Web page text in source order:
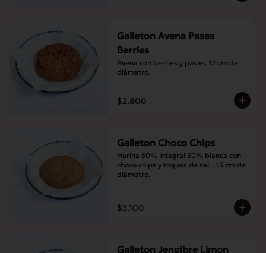
Galleton Avena Pasas
Berries
Avena con berries y pasas. 12 cm de
diámetro.
$2.800
Galleton Choco Chips
Harina 50% integral 50% blanca con
choco chips y toques de sal. . 13 cm de
diámetro.
$3.100
Galleton Jengibre Limon